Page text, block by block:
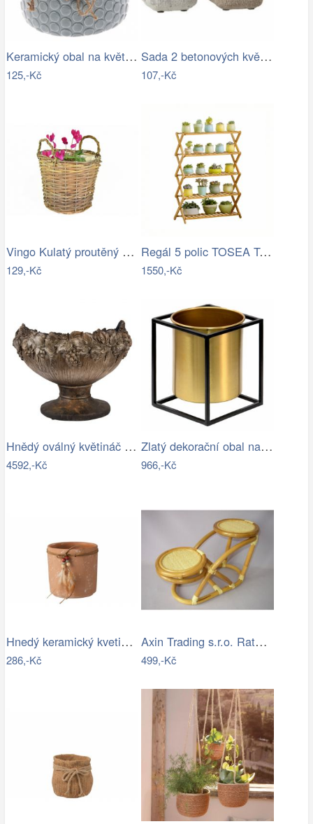
Keramický obal na květináč Heart, šedá,…
125,-Kč
Sada 2 betonových květináčů Ciment – 8*…
107,-Kč
Vingo Kulatý proutěný obal na…
129,-Kč
Regál 5 polic TOSEA Tempo Kondela
1550,-Kč
Hnědý oválný květináč na noze zdobený…
4592,-Kč
Zlatý dekorační obal na květináč v…
966,-Kč
Hnedý keramický kvetináč s pierkami -…
286,-Kč
Axin Trading s.r.o. Ratanový stojánek…
499,-Kč